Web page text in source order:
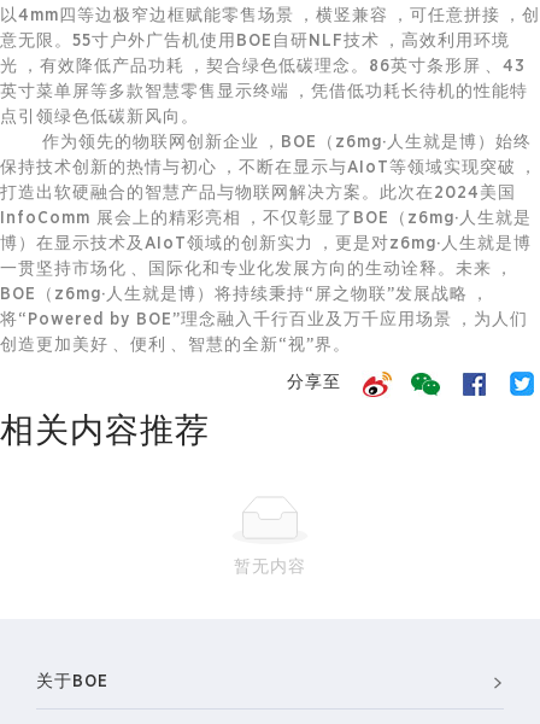
以4mm四等边极窄边框赋能零售场景，横竖兼容，可任意拼接，创
意无限。55寸户外广告机使用BOE自研NLF技术，高效利用环境
光，有效降低产品功耗，契合绿色低碳理念。86英寸条形屏、43
英寸菜单屏等多款 智慧零售 显示终端，凭借低功耗长待机的性能特
点引领绿色低碳新风向。
作为领先的 物联网 创新企业，BOE（z6mg·人生就是博）始终
保持技术创新的热情与初心，不断在显示与AIoT等领域实现突破，
打造出软硬融合的智慧产品与物联网 解决方案。此次在2024美国
InfoComm 展会上的精彩亮相，不仅彰显了BOE（z6mg·人生就是
博）在显示技术及AIoT领域的创新实力，更是对z6mg·人生就是博
一贯坚持市场化、国际化和专业化发展方向的生动诠释。未来，
BOE（z6mg·人生就是博）将持续秉持“屏之物联”发展战略，
将“Powered by BOE”理念融入千行百业及万千应用场景，为人们
创造更加美好、便利、智慧的全新“视”界。
分享至
相关内容推荐
暂无内容
关于BOE